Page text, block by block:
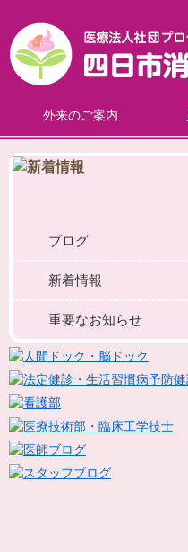
外来のご案内
ブログ
新着情報
重要なお知らせ